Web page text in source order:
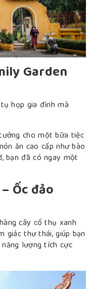
Garden
họp gia đình mà
cho một bữa tiệc
ăn cao cấp như bào
bạn đã có ngay một
Ốc đảo
cây cổ thụ xanh
giác thư thái, giúp bạn
lượng tích cực